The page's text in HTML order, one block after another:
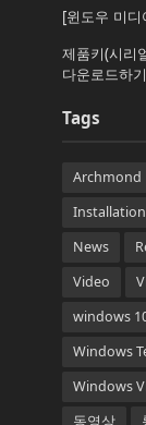
[윈도우 미
제품키(시리
다운로드하기
Tags
Archmond
Installation
News
Video
windows
Windows
Windows